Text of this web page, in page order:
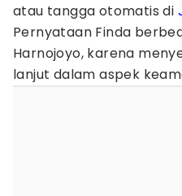
atau tangga otomatis di
Pernyataan Finda
Harnojoyo, karena
lanjut dalam aspek